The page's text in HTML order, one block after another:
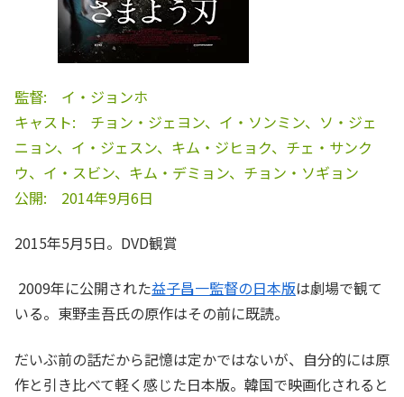
監督: イ・ジョンホ
キャスト: チョン・ジェヨン、イ・ソンミン、ソ・ジェ
ニョン、イ・ジェスン、キム・ジヒョク、チェ・サンク
ウ、イ・スビン、キム・デミョン、チョン・ソギョン
公開: 2014年9月6日
2015年5月5日。DVD観賞
2009年に公開された益子昌一監督の日本版は劇場で観て
いる。東野圭吾氏の原作はその前に既読。
だいぶ前の話だから記憶は定かではないが、自分的には原
作と引き比べて軽く感じた日本版。韓国で映画化されると